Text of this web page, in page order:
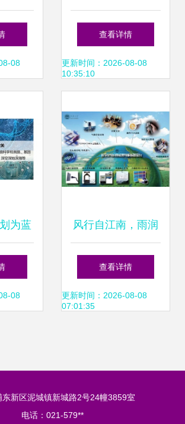
科技
可能
08
氏科技授权世强硬
创代理，赋能储能
查看详情
更新时间：2026-08-08
10:35:10
为蓝
域技
关键
08
风行自江南，雨润
杏坛——江南大
学‘粮草先行’开启校
查看详情
更新时间：2026-08-08
07:01:35
东新区泥城镇新城路2号24幢3859室
电话：021-579**